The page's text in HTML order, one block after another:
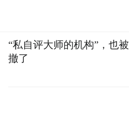
“私自评大师的机构”，也被
撤了